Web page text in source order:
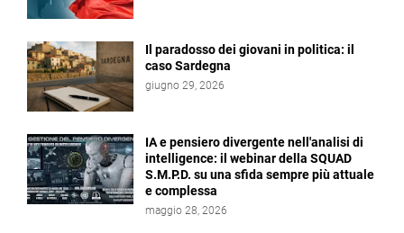
Il paradosso dei giovani in politica: il
caso Sardegna
giugno 29, 2026
IA e pensiero divergente nell'analisi di
intelligence: il webinar della SQUAD
S.M.P.D. su una sfida sempre più attuale
e complessa
maggio 28, 2026